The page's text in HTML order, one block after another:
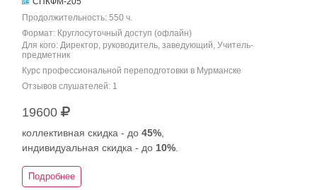
Продолжительность: 550 ч.
Формат: Круглосуточный доступ (офлайн)
Для кого: Директор, руководитель, заведующий, Учитель-
предметник
Курс профессиональной переподготовки в Мурманске
Отзывов слушателей: 1
19600
коллективная скидка - до 45%
индивидуальная скидка - до 10%
Подробнее